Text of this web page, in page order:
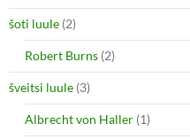
šoti luule (2)
Robert Burns (2)
šveitsi luule (3)
Albrecht von Haller (1)